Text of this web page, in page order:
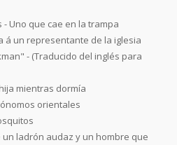
Uno que cae en la trampa
á un representante de la iglesia
- (Traducido del inglés para
mientras dormía
orientales
ladrón audaz y un hombre que